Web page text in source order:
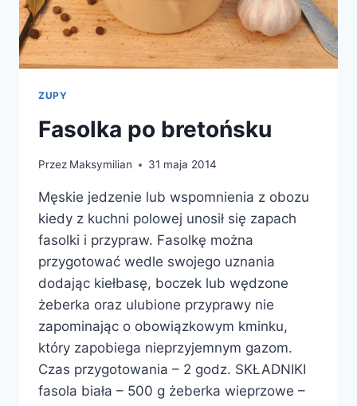
ZUPY
Fasolka po bretońsku
Przez Maksymilian 31 maja 2014
Męskie jedzenie lub wspomnienia z obozu
kiedy z kuchni polowej unosił się zapach
fasolki i przypraw. Fasolkę można
przygotować wedle swojego uznania
dodając kiełbasę, boczek lub wędzone
żeberka oraz ulubione przyprawy nie
zapominając o obowiązkowym kminku,
który zapobiega nieprzyjemnym gazom.
Czas przygotowania – 2 godz. SKŁADNIKI
fasola biała – 500 g żeberka wieprzowe –